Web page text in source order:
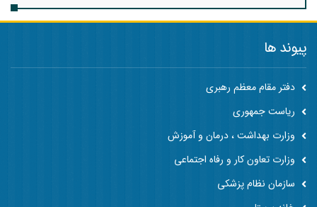
پیوند ها
دفتر مقام معظم رهبری
ریاست جمهوری
وزارت بهداشت ، درمان و آموزش
وزارت تعاون کار و رفاه اجتماعی
سازمان نظام پزشکی